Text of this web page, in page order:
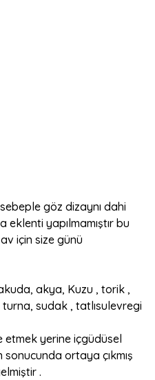
göz dizaynı dahi
yapılmamıştır bu
için size günü
akya, Kuzu , torik ,
sudak , tatlısulevregi
etmek yerine içgüdüsel
ortaya çıkmış
.